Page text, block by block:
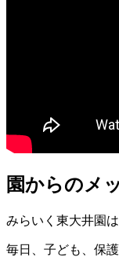
園からのメ
みらいく東大井園
毎日、子ども、保